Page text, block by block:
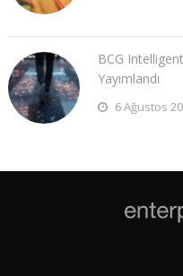
BCG
Yayımlandı
6 Ağustos